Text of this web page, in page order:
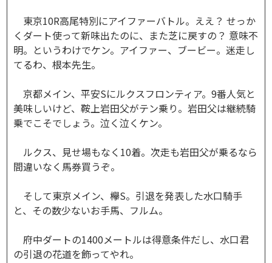
東京10R高尾特別にアイファーバトル。ええ？ せっか
くダート使って新味出たのに、また芝に戻すの？ 意味不
明。というわけでケン。アイファー、ブービー。迷走し
てるわ、根本先生。
京都メイン、平安Sにルクスフロンティア。9番人気と
美味しいけど、鞍上岩田父がテン乗り。岩田父は継続騎
乗でこそでしょう。泣く泣くケン。
ルクス、見せ場もなく10着。次走も岩田父が乗るなら
間違いなく馬券買うぞ。
そして東京メイン、欅S。引退を発表した水口騎手
と、その数少ないお手馬、フルム。
府中ダートの1400メートルは得意条件だし、水口君
の引退の花道を飾ってやれ。